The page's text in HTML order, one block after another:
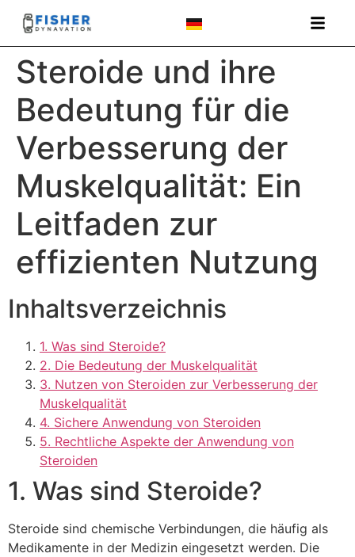
Steroide und ihre
Bedeutung für die
Verbesserung der
Muskelqualität: Ein
Leitfaden zur
effizienten Nutzung
Inhaltsverzeichnis
1. Was sind Steroide?
2. Die Bedeutung der Muskelqualität
3. Nutzen von Steroiden zur Verbesserung der
Muskelqualität
4. Sichere Anwendung von Steroiden
5. Rechtliche Aspekte der Anwendung von
Steroiden
1. Was sind Steroide?
Steroide sind chemische Verbindungen, die häufig als
Medikamente in der Medizin eingesetzt werden. Die